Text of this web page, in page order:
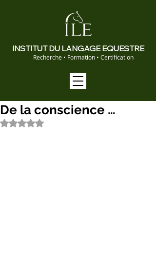
INSTITUT DU LANGAGE EQUESTRE
Recherche • Formation • Certification
De la conscience …
Noté NaN étoiles sur 5.